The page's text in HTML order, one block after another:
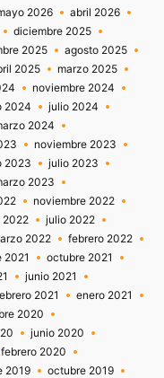
2026
abril 2026
diciembre 2025
2025
agosto 2025
2025
marzo 2025
noviembre 2024
2024
julio 2024
2024
noviembre 2023
2023
julio 2023
2023
noviembre 2022
2022
julio 2022
2022
febrero 2022
2021
octubre 2021
junio 2021
2021
enero 2021
2020
junio 2020
febrero 2020
2019
octubre 2019